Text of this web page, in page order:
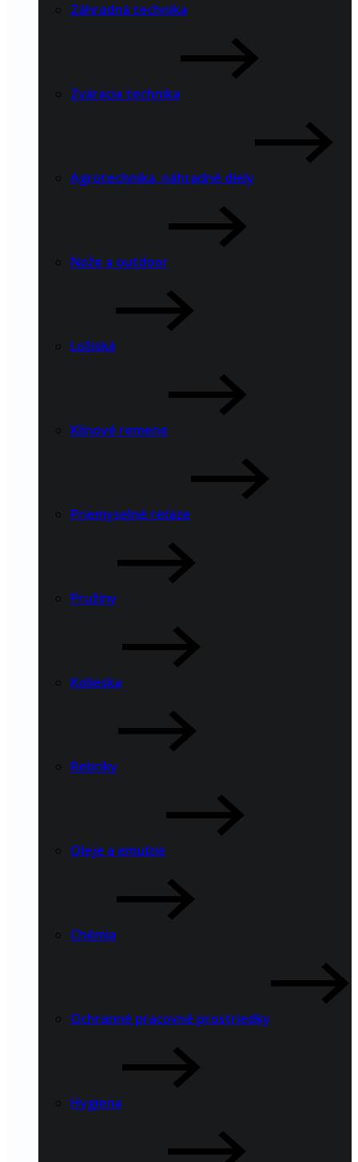
Záhradná technika
Zváracia technika
Agrotechnika, náhradné diely
Nože a outdoor
Ložiská
Klínové remene
Priemyselné reťaze
Pružiny
Kolieska
Rebríky
Oleje a emulzie
Chémia
Ochranné pracovné prostriedky
Hygiena